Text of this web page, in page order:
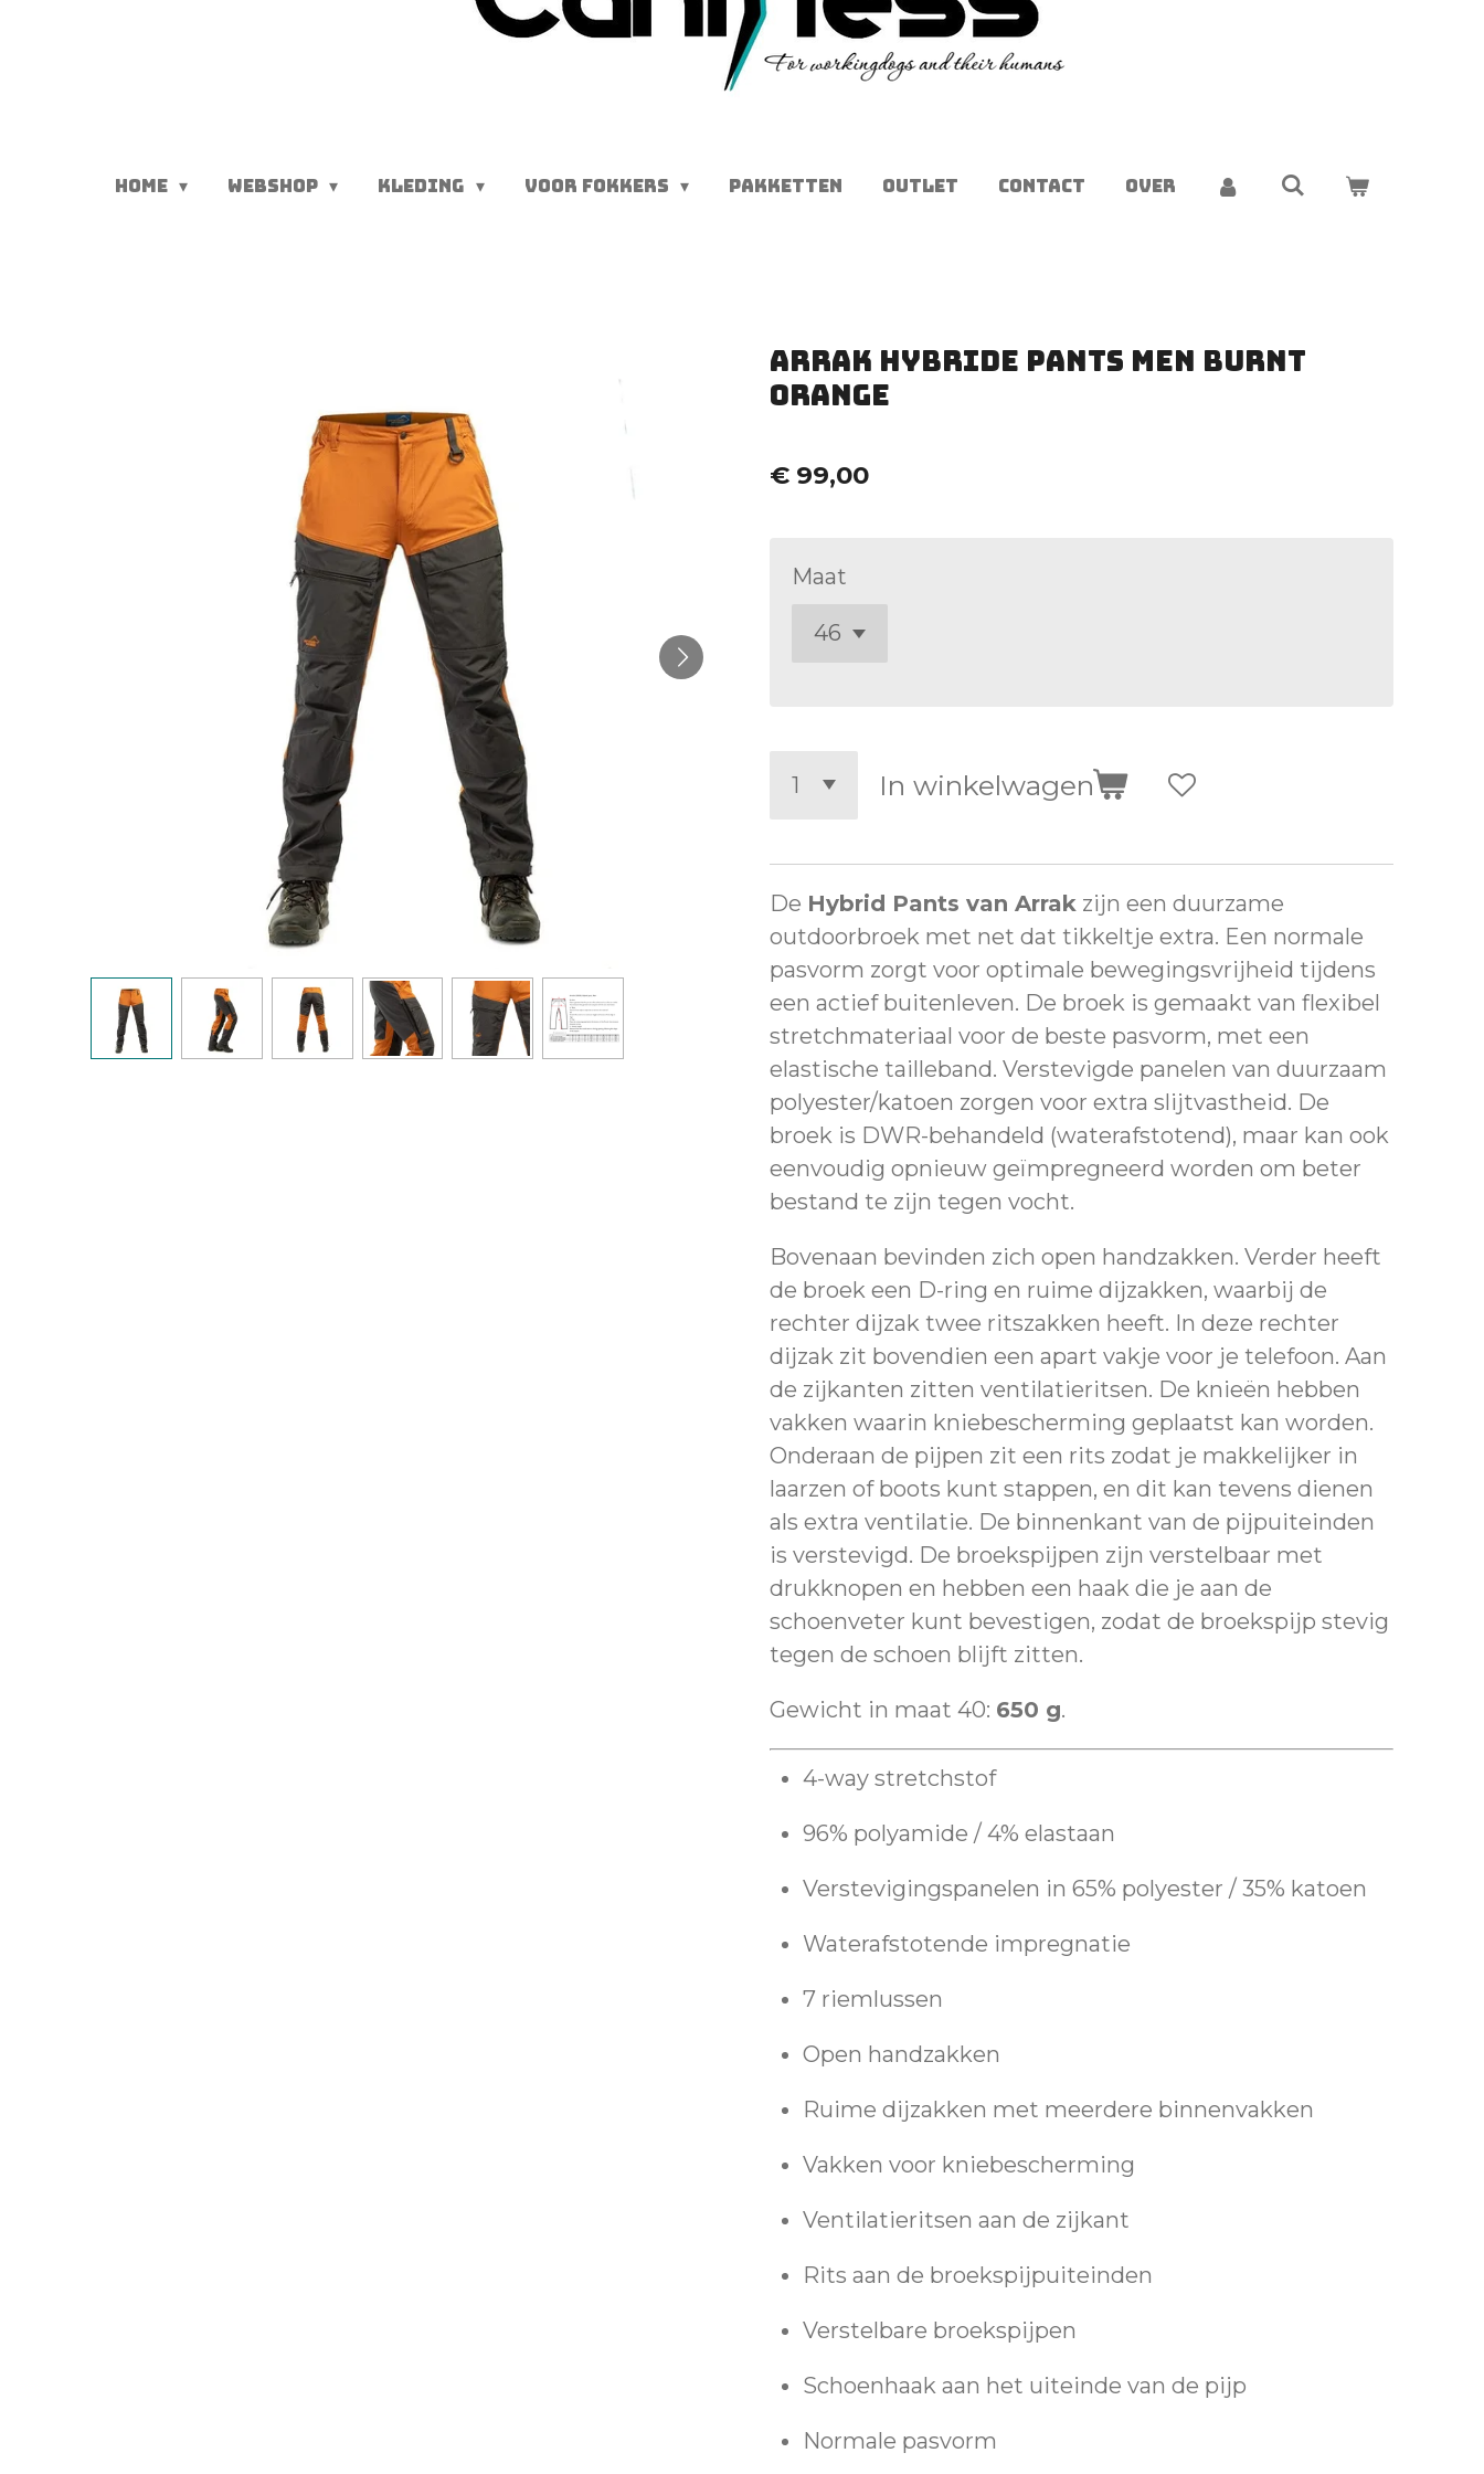
HOME WEBSHOP KLEDING VOOR FOKKERS PAKKETTEN OUTLET CONTACT OVER
Arrak Hybride pants men burnt
orange
€ 99,00
Maat
In winkelwagen
De Hybrid Pants van Arrak zijn een duurzame
outdoorbroek met net dat tikkeltje extra. Een normale
pasvorm zorgt voor optimale bewegingsvrijheid tijdens
een actief buitenleven. De broek is gemaakt van flexibel
stretchmateriaal voor de beste pasvorm, met een
elastische tailleband. Verstevigde panelen van duurzaam
polyester/katoen zorgen voor extra slijtvastheid. De
broek is DWR-behandeld (waterafstotend), maar kan ook
eenvoudig opnieuw geïmpregneerd worden om beter
bestand te zijn tegen vocht.
Bovenaan bevinden zich open handzakken. Verder heeft
de broek een D-ring en ruime dijzakken, waarbij de
rechter dijzak twee ritszakken heeft. In deze rechter
dijzak zit bovendien een apart vakje voor je telefoon. Aan
de zijkanten zitten ventilatieritsen. De knieën hebben
vakken waarin kniebescherming geplaatst kan worden.
Onderaan de pijpen zit een rits zodat je makkelijker in
laarzen of boots kunt stappen, en dit kan tevens dienen
als extra ventilatie. De binnenkant van de pijpuiteinden
is verstevigd. De broekspijpen zijn verstelbaar met
drukknopen en hebben een haak die je aan de
schoenveter kunt bevestigen, zodat de broekspijp stevig
tegen de schoen blijft zitten.
Gewicht in maat 40: 650 g.
4-way stretchstof
96% polyamide / 4% elastaan
Verstevigingspanelen in 65% polyester / 35% katoen
Waterafstotende impregnatie
7 riemlussen
Open handzakken
Ruime dijzakken met meerdere binnenvakken
Vakken voor kniebescherming
Ventilatieritsen aan de zijkant
Rits aan de broekspijpuiteinden
Verstelbare broekspijpen
Schoenhaak aan het uiteinde van de pijp
Normale pasvorm